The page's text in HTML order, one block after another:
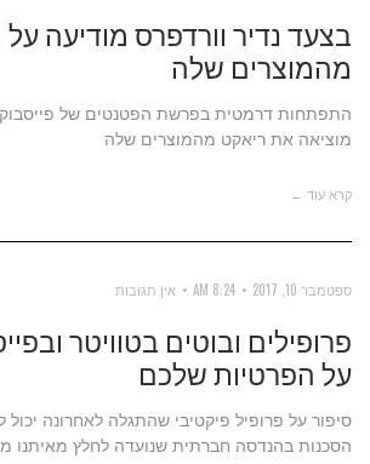
בצעד נדיר וורדפרס מודיעה
מהמוצרים שלה
התפתחות דרמטית בפרשת הפטנטים של
מוציאה את ריאקט מהמוצרים שלה
קרא עוד ←
ספטמבר 10, 2017 8:24 AM אין תגובות
פרופילים ובוטים בטוויטר
על הפרטיות שלכם
סיפור על פרופיל פיקטיבי שהתגלה לאחרונה יכול
הסכנות בהנדסה חברתית שנועדה לחלץ מאיתנו